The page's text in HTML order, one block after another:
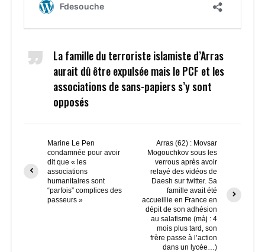
La famille du terroriste islamiste d’Arras
aurait dû être expulsée mais le PCF et les
associations de sans-papiers s’y sont
opposés
Marine Le Pen
condamnée pour avoir
dit que « les
associations
humanitaires sont
“parfois” complices des
passeurs »
Arras (62) : Movsar
Mogouchkov sous les
verrous après avoir
relayé des vidéos de
Daesh sur twitter. Sa
famille avait été
accueillie en France en
dépit de son adhésion
au salafisme (màj : 4
mois plus tard, son
frère passe à l’action
dans un lycée…)